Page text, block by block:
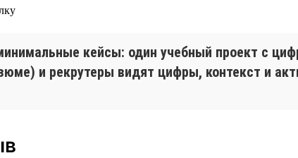
кейсы: один учебный проект с
и рекрутеры видят цифры, контекст и